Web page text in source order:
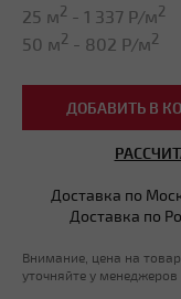
25 м2 - 1 337 Р/м2
50 м2 - 802 Р/м2
ДОБАВИТЬ В
Доставка по
Доставка по
Внимание, цена на
уточняйте у